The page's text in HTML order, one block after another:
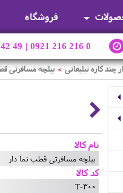
فروشگاه
49 | 0921 216 216 0
چند کاره تبلیغاتی > بیلچه مسافرتی
نام کالا
بیلچه مسافرتی قطب نما دار
کد کالا
T-300